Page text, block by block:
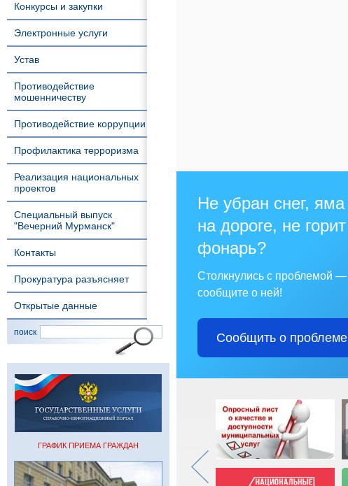
Конкурсы и закупки
Электронные услуги
Устав
Противодействие
мошенничеству
Противодействие коррупции
Профилактика терроризма
Реализация национальных
проектов
Специальный выпуск
"Вечерний Мурманск"
Контакты
Прокуратура разъясняет
Открытые данные
поиск
ГРАФИК ПРИЕМА ГРАЖДАН
Не убран снег, яма
на дороге, не горит
фонарь?
Столкнулись с проблемой —
сообщите о ней!
Сообщить о проблеме